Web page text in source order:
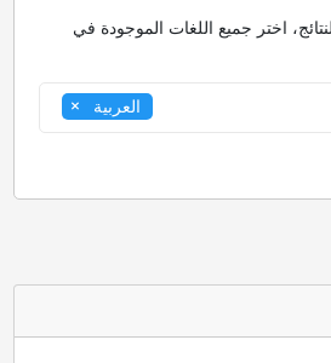
اختر جميع اللغات الموجودة في
العربية